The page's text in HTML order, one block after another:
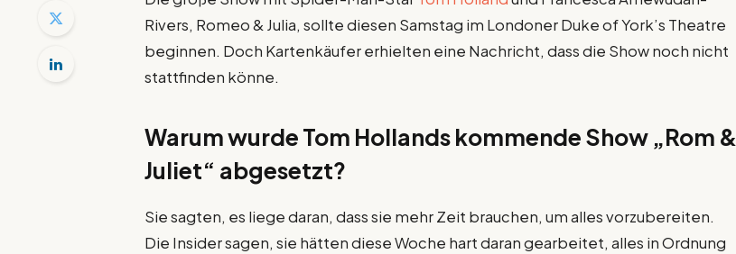
Rivers, Romeo & Julia, sollte diesen Samstag im Londoner Duke of York’s Theatre
beginnen. Doch Kartenkäufer erhielten eine Nachricht, dass die Show noch nicht
stattfinden könne.
Warum wurde Tom Hollands kommende Show „Rom &
Juliet“ abgesetzt?
Sie sagten, es liege daran, dass sie mehr Zeit brauchen, um alles vorzubereiten.
Die Insider sagen, sie hätten diese Woche hart daran gearbeitet, alles in Ordnung